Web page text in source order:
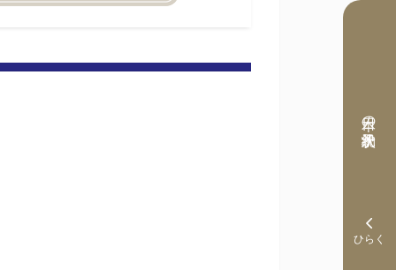
本日の予約状況